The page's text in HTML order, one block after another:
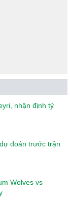
nhận định tỷ
đoán trước trận
Wolves vs